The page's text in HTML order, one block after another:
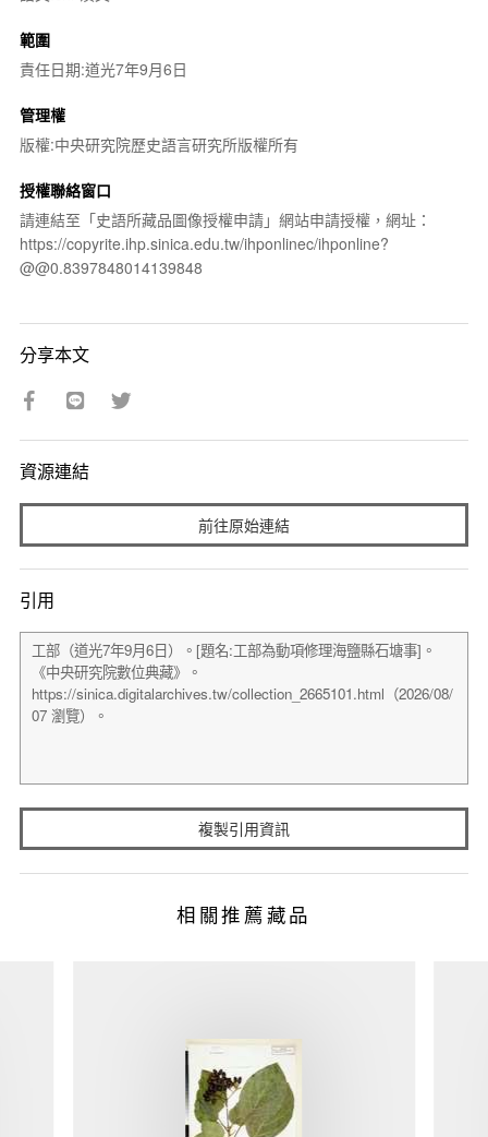
範圍
責任日期:道光7年9月6日
管理權
版權:中央研究院歷史語言研究所版權所有
授權聯絡窗口
請連結至「史語所藏品圖像授權申請」網站申請授權，網址：
https://copyrite.ihp.sinica.edu.tw/ihponlinec/ihponline?
@@0.8397848014139848
分享本文
資源連結
前往原始連結
引用
複製引用資訊
相關推薦藏品